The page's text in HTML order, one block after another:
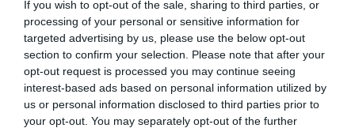
If you wish to opt-out of the sale, sharing to third parties, or
processing of your personal or sensitive information for
targeted advertising by us, please use the below opt-out
section to confirm your selection. Please note that after your
opt-out request is processed you may continue seeing
interest-based ads based on personal information utilized by
us or personal information disclosed to third parties prior to
your opt-out. You may separately opt-out of the further